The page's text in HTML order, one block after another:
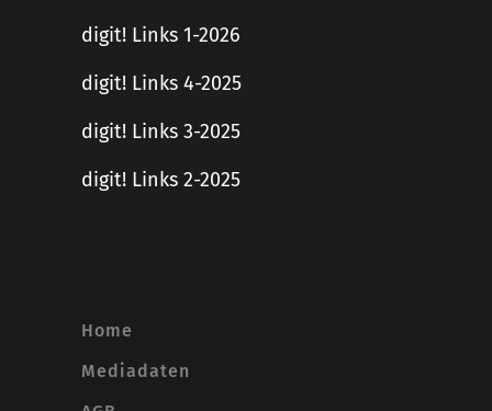
digit! Links 1-2026
digit! Links 4-2025
digit! Links 3-2025
digit! Links 2-2025
Home
Mediadaten